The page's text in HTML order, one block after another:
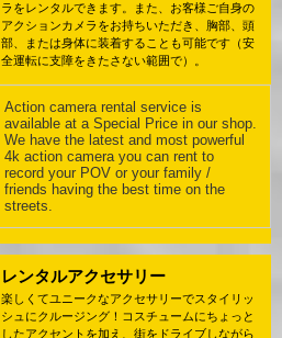
ラをレンタルできます。また、お客様ご自身の
アクションカメラをお持ちいただき、胸部、頭
部、または身体に装着することも可能です（安
全運転に支障をきたさない範囲で）。
Action camera rental service is
available at a Special Price in our shop.
We have the latest and most powerful
4k action camera you can rent to
record your POV or your family /
friends having the best time on the
streets.
レンタルアクセサリー
楽しくてユニークなアクセサリーでスタイリッ
シュにクルージング！コスチュームにちょっと
したアクセントを加え、街をドライブしながら